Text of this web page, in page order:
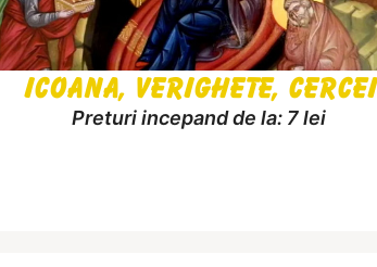
Icoana, Verighete, Cercei
Preturi incepand de la: 7 lei